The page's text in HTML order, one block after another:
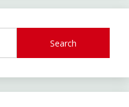
Search